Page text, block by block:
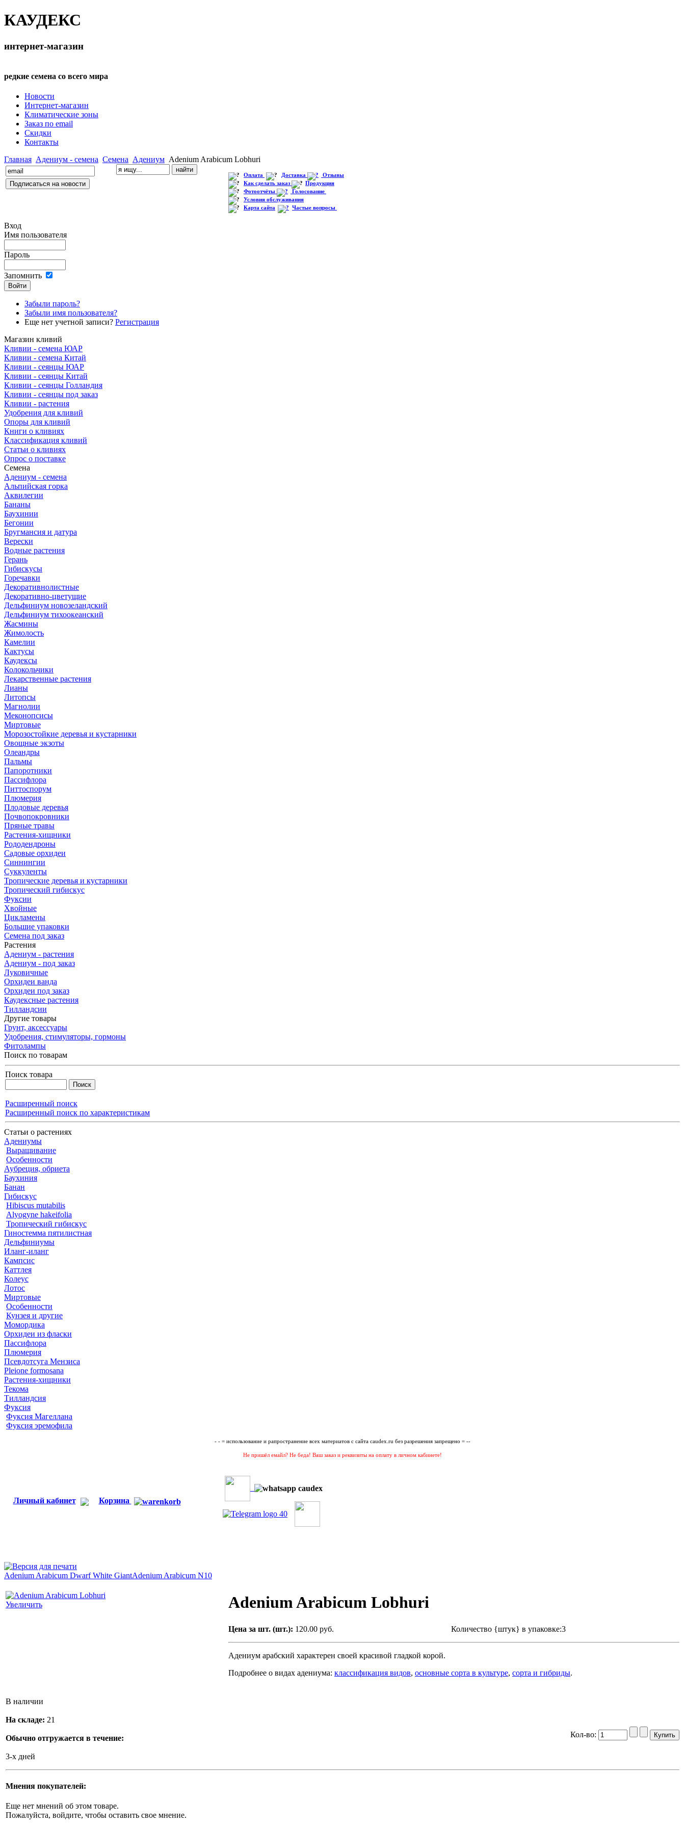
КАУДЕКС
интернет-магазин
редкие семена со всего мира
Новости
Интернет-магазин
Климатические зоны
Заказ по email
Скидки
Контакты
Главная Адениум - семена Семена Адениум Adenium Arabicum Lobhuri
Оплата Доставка
Отзывы
Как сделать заказ
Продукция
Фотоотчёты
Голосование
Условия обслуживания
Карта сайта
Частые вопросы
Вход
Имя пользователя
Пароль
Запомнить
Забыли пароль?
Забыли имя пользователя?
Еще нет учетной записи? Регистрация
Магазин кливий
Кливии - семена ЮАР
Кливии - семена Китай
Кливии - сеянцы ЮАР
Кливии - сеянцы Китай
Кливии - сеянцы Голландия
Кливии - сеянцы под заказ
Кливии - растения
Удобрения для кливий
Опоры для кливий
Книги о кливиях
Классификация кливий
Статьи о кливиях
Опрос о поставке
Семена
Адениум - семена
Альпийская горка
Аквилегии
Бананы
Баухинии
Бегонии
Бругмансия и датура
Верески
Водные растения
Герань
Гибискусы
Горечавки
Декоративнолистные
Декоративно-цветущие
Дельфиниум новозеландский
Дельфиниум тихоокеанский
Жасмины
Жимолость
Камелии
Кактусы
Каудексы
Колокольчики
Лекарственные растения
Лианы
Литопсы
Магнолии
Меконопсисы
Миртовые
Морозостойкие деревья и кустарники
Овощные экзоты
Олеандры
Пальмы
Папоротники
Пассифлора
Питтоспорум
Плюмерия
Плодовые деревья
Почвопокровники
Пряные травы
Растения-хищники
Рододендроны
Садовые орхидеи
Синнингии
Суккуленты
Тропические деревья и кустарники
Тропический гибискус
Фуксии
Хвойные
Цикламены
Большие упаковки
Семена под заказ
Растения
Адениум - растения
Адениум - под заказ
Луковичные
Орхидеи ванда
Орхидеи под заказ
Каудексные растения
Тилландсии
Другие товары
Грунт, аксессуары
Удобрения, стимуляторы, гормоны
Фитолампы
Поиск по товарам
Поиск товара
Расширенный поиск
Расширенный поиск по характеристикам
Статьи о растениях
Адениумы
Выращивание
Особенности
Аубреция, обриета
Баухиния
Банан
Гибискус
Hibiscus mutabilis
Alyogyne hakeifolia
Тропический гибискус
Гиностемма пятилистная
Дельфиниумы
Иланг-иланг
Кампсис
Каттлея
Колеус
Лотос
Миртовые
Особенности
Кунзея и другие
Момордика
Орхидеи из фласки
Пассифлора
Плюмерия
Псевдотсуга Мензиса
Pleione formosana
Растения-хищники
Текома
Тилландсия
Фуксия
Фуксия Магеллана
Фуксия эремофила
- - = использование и рапространение всех материатов с сайта caudex.ru без разрешения запрещено = --
Не пришёл емайл? Не беда! Ваш заказ и реквизиты на оплату в личном кабинете!
Личный кабинет Корзина
Adenium Arabicum Dwarf White GiantAdenium Arabicum N10
Увеличить Adenium Arabicum Lobhuri
Цена за шт. (шт.): 120.00 руб. Количество {штук} в упаковке:3
Адениум арабский характерен своей красивой гладкой корой.
Подробнее о видах адениума: классификация видов, основные сорта в культуре, сорта и гибриды.
В наличии
На складе: 21
Обычно отгружается в течение:
3-х дней
Кол-во:
Мнения покупателей:
Еще нет мнений об этом товаре.
Пожалуйста, войдите, чтобы оставить свое мнение.